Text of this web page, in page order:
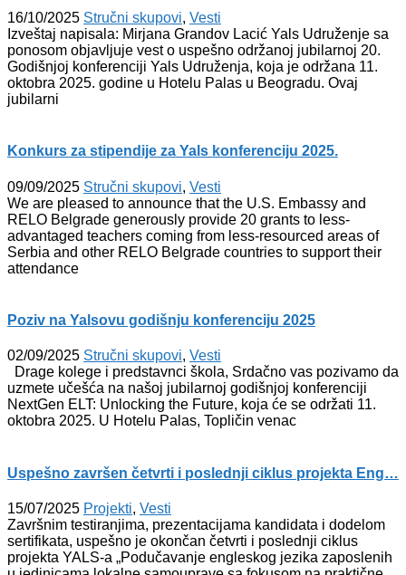
16/10/2025 Stručni skupovi, Vesti
Izveštaj napisala: Mirjana Grandov Lacić Yals Udruženje sa
ponosom objavljuje vest o uspešno održanoj jubilarnoj 20.
Godišnjoj konferenciji Yals Udruženja, koja je održana 11.
oktobra 2025. godine u Hotelu Palas u Beogradu. Ovaj
jubilarni
Konkurs za stipendije za Yals konferenciju 2025.
09/09/2025 Stručni skupovi, Vesti
We are pleased to announce that the U.S. Embassy and
RELO Belgrade generously provide 20 grants to less-
advantaged teachers coming from less-resourced areas of
Serbia and other RELO Belgrade countries to support their
attendance
Poziv na Yalsovu godišnju konferenciju 2025
02/09/2025 Stručni skupovi, Vesti
Drage kolege i predstavnci škola, Srdačno vas pozivamo da
uzmete učešća na našoj jubilarnoj godišnjoj konferenciji
NextGen ELT: Unlocking the Future, koja će se održati 11.
oktobra 2025. U Hotelu Palas, Topličin venac
Uspešno završen četvrti i poslednji ciklus projekta Eng…
15/07/2025 Projekti, Vesti
Završnim testiranjima, prezentacijama kandidata i dodelom
sertifikata, uspešno je okončan četvrti i poslednji ciklus
projekta YALS-a „Podučavanje engleskog jezika zaposlenih